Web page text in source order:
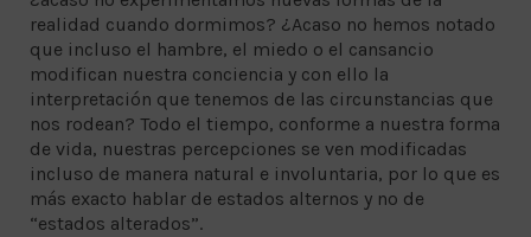
realidad cuando dormimos? ¿Acaso no hemos notado
que incluso el hambre, el miedo o el cansancio
modifican nuestra conciencia y con ello la
interpretación que tenemos de las circunstancias que
nos rodean? Todo el tiempo, conforme a nuestra forma
de vida, nuestras percepciones se ven modificadas
incluso de manera natural e involuntaria, por lo que es
más exacto hablar de estados alternos y no de
“estados alterados”.